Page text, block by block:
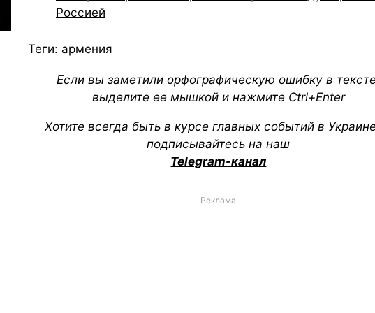
Россией
Теги: армения
Если вы заметили орфографическую ошибку в
выделите ее мышкой и нажмите Ctrl+Enter
Хотите всегда быть в курсе главных событий в
подписывайтесь на наш
Telegram-канал
Реклама